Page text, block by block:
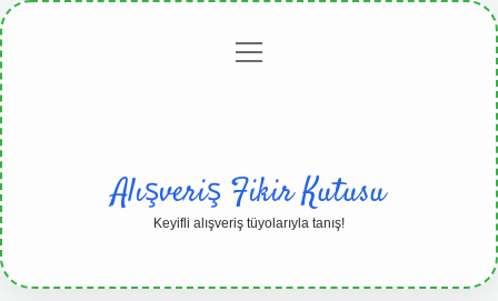
Gizlilikmenüyü
Alışveriş Fikir Kutusu
Keyifli alışveriş tüyolarıyla tanış!